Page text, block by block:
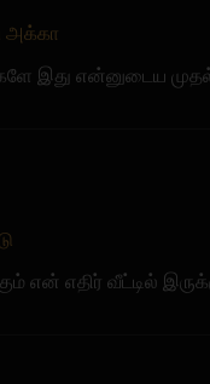
அக்கா
இது என்னுடைய
என் எதிர் வீட்டில்